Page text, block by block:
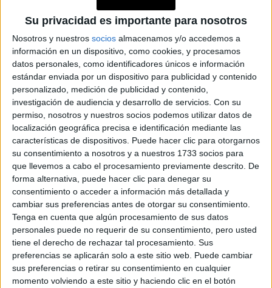
Su privacidad es importante para nosotros
Nosotros y nuestros socios almacenamos y/o accedemos a
información en un dispositivo, como cookies, y procesamos
datos personales, como identificadores únicos e información
estándar enviada por un dispositivo para publicidad y contenido
personalizado, medición de publicidad y contenido,
investigación de audiencia y desarrollo de servicios. Con su
permiso, nosotros y nuestros socios podemos utilizar datos de
localización geográfica precisa e identificación mediante las
características de dispositivos. Puede hacer clic para otorgarnos
su consentimiento a nosotros y a nuestros 1733 socios para
que llevemos a cabo el procesamiento previamente descrito. De
forma alternativa, puede hacer clic para denegar su
consentimiento o acceder a información más detallada y
cambiar sus preferencias antes de otorgar su consentimiento.
Tenga en cuenta que algún procesamiento de sus datos
personales puede no requerir de su consentimiento, pero usted
tiene el derecho de rechazar tal procesamiento. Sus
preferencias se aplicarán solo a este sitio web. Puede cambiar
sus preferencias o retirar su consentimiento en cualquier
momento volviendo a este sitio y haciendo clic en el botón
MODA09-08-2025 18:27
¿Total black para tenis? Sí, Juliana
Awada impone el negro en las
canchas
Juliana Awada sorprendió en una jornada de tenis con
amigas luciendo un impecable look total black. Con falda
plisada, remera básica y zapatillas deportivas, demostró
que el negro también puede ser la estrella en el deporte.